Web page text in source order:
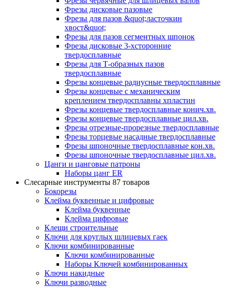
Фрезы дисковые пазовые
Фрезы для пазов &quot;ласточкин
хвост&quot;
Фрезы для пазов сегментных шпонок
Фрезы дисковые 3-хсторонние
твердосплавные
Фрезы для Т-образных пазов
твердосплавные
Фрезы концевые радиусные твердосплавные
Фрезы концевые с механическим
креплением твердосплавны хпластин
Фрезы концевые твердосплавные конич.хв.
Фрезы концевые твердосплавные цил.хв.
Фрезы отрезные-прорезные твердосплавные
Фрезы торцевые насадные твердосплавные
Фрезы шпоночные твердосплавные кон.хв.
Фрезы шпоночные твердосплавные цил.хв.
Цанги и цанговые патроны
Наборы цанг ER
Слесарные инструменты 87 товаров
Бокорезы
Клейма буквенные и цифровые
Клейма буквенные
Клейма цифровые
Клещи строительные
Ключи для круглых шлицевых гаек
Ключи комбинированные
Ключи комбинированные
Наборы Ключей комбинированных
Ключи накидные
Ключи разводные